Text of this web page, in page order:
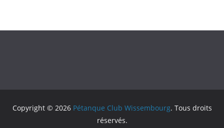
Copyright © 2026 Pétanque Club Wissembourg. Tous droits
réservés.